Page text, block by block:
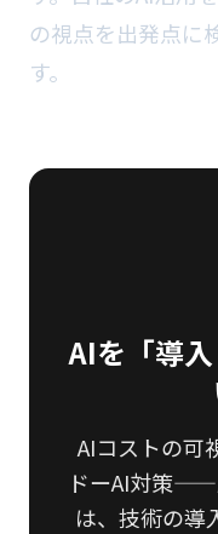
の視点を出発点に
す。
AIを「導
AIコストの可
ドーAI対策——
は、技術の導